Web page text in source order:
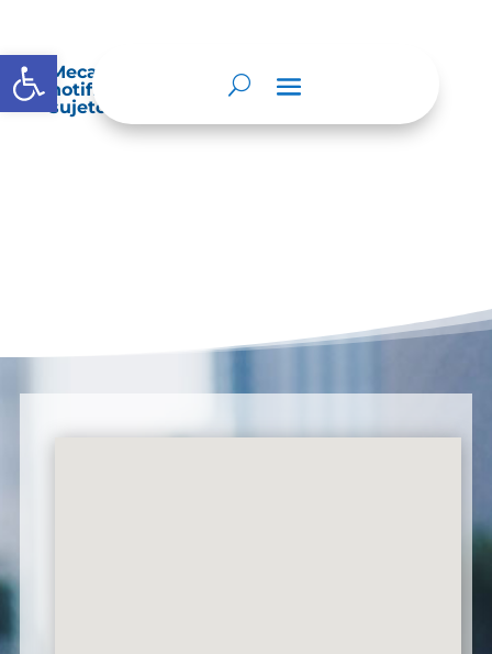
Abrir barra de herramientas
Mecanismos internos de supervisión,
notificación y vigilancia pertinente del
sujeto obligado